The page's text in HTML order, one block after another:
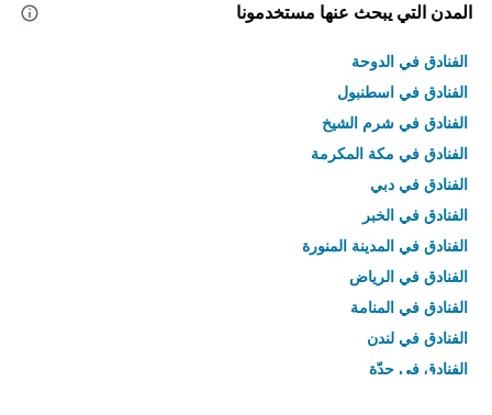
المدن التي يبحث عنها مستخدمونا
الفنادق في الدوحة
الفنادق في اسطنبول
الفنادق في شرم الشيخ
الفنادق في مكة المكرمة
الفنادق في دبي
الفنادق في الخبر
الفنادق في المدينة المنورة
الفنادق في الرياض
الفنادق في المنامة
الفنادق في لندن
الفنادق في جدّة